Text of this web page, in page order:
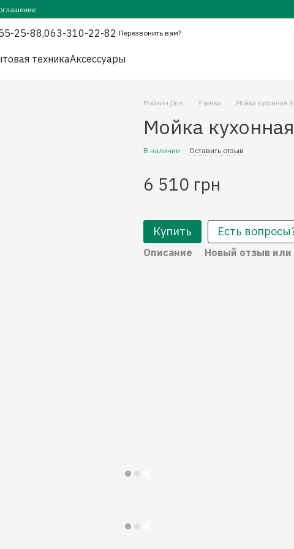
25-88,063-310-22-82 Перезвонить вам?
техникаАксессуары
Мойкин Дом Уценка Мойка кухонная
Мойка
В наличии Оставить отзыв
6 510 грн
Купить Есть
Описание Новый отзыв